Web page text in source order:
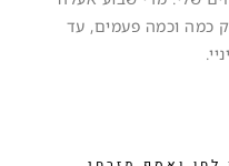
כמה וכמה פעמים, עד